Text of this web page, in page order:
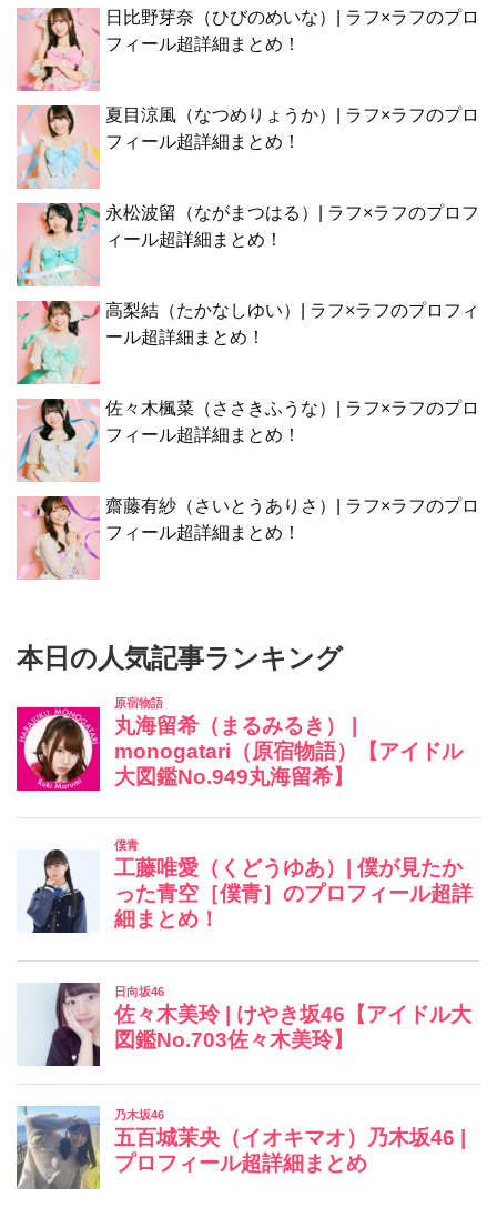
日比野芽奈（ひびのめいな）| ラフ×ラフのプロ
フィール超詳細まとめ！
夏目涼風（なつめりょうか）| ラフ×ラフのプロ
フィール超詳細まとめ！
永松波留（ながまつはる）| ラフ×ラフのプロフ
ィール超詳細まとめ！
高梨結（たかなしゆい）| ラフ×ラフのプロフィ
ール超詳細まとめ！
佐々木楓菜（ささきふうな）| ラフ×ラフのプロ
フィール超詳細まとめ！
齋藤有紗（さいとうありさ）| ラフ×ラフのプロ
フィール超詳細まとめ！
本日の人気記事ランキング